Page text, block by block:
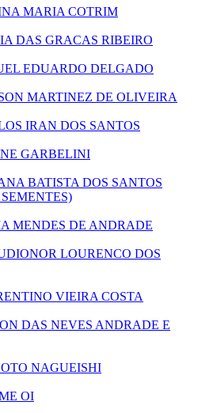
MARIA COTRIM
DAS GRACAS RIBEIRO
EDUARDO DELGADO
MARTINEZ DE OLIVEIRA
IRAN DOS SANTOS
GARBELINI
BATISTA DOS SANTOS
MENDES DE ANDRADE
LOURENCO DOS
VIEIRA COSTA
DAS NEVES ANDRADE E
NAGUEISHI
OI